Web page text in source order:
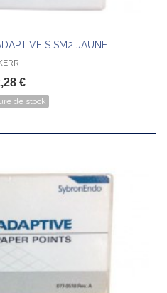
S SM2 JAUNE
€
de stock